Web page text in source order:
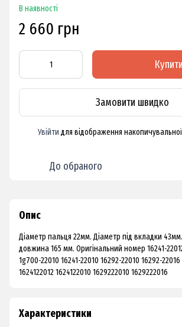
В наявності
2 660 грн
Купити
Замовити швидко
Увійти для відображення
До обраного
Опис
Діаметр пальця 22мм. Діаметр під вкладки
довжина 165 мм. Оригінальний номер 16241-
1g700-22010 16241-22010 16292-22010 16292-
1624122012 1624122010 1629222010 1629222016
Характеристики